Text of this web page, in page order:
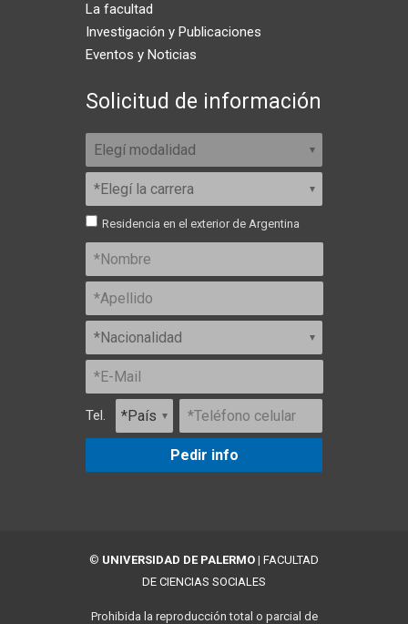
La facultad
Investigación y Publicaciones
Eventos y Noticias
Solicitud de información
Residencia en el exterior de Argentina
Tel.
Pedir info
© UNIVERSIDAD DE PALERMO | FACULTAD
DE CIENCIAS SOCIALES
Prohibida la reproducción total o parcial de